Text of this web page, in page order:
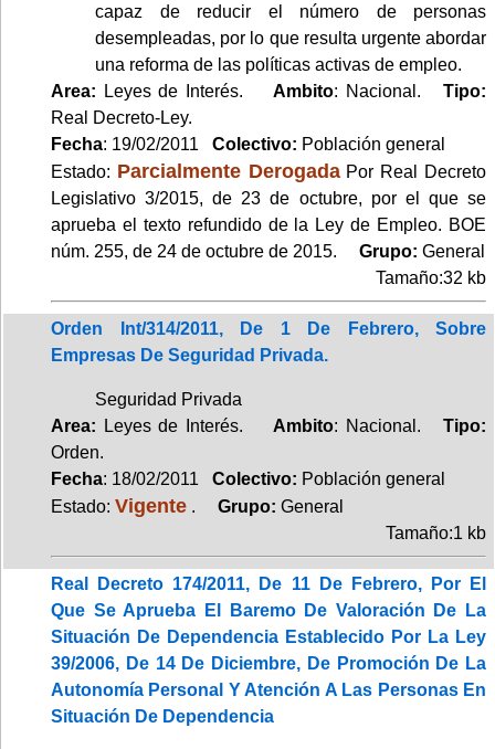
capaz de reducir el número de personas
desempleadas, por lo que resulta urgente abordar
una reforma de las políticas activas de empleo.
Area: Leyes de Interés.Ambito: Nacional.Tipo:
Real Decreto-Ley.
Fecha: 19/02/2011 Colectivo: Población general
Estado: Parcialmente DerogadaPor Real Decreto
Legislativo 3/2015, de 23 de octubre, por el que se
aprueba el texto refundido de la Ley de Empleo. BOE
núm. 255, de 24 de octubre de 2015.
Grupo: General
Tamaño:32 kb
Orden Int/314/2011, De 1 De Febrero, Sobre
Empresas De Seguridad Privada.
Seguridad Privada
Area: Leyes de Interés. Ambito: Nacional.Tipo:
Orden.
Fecha: 18/02/2011 Colectivo: Población general
Estado: Vigente . Grupo: General
Tamaño:1 kb
Real Decreto 174/2011, De 11 De Febrero, Por El
Que Se Aprueba El Baremo De Valoración De La
Situación De Dependencia Establecido Por La Ley
39/2006, De 14 De Diciembre, De Promoción De La
Autonomía Personal Y Atención A Las Personas En
Situación De Dependencia